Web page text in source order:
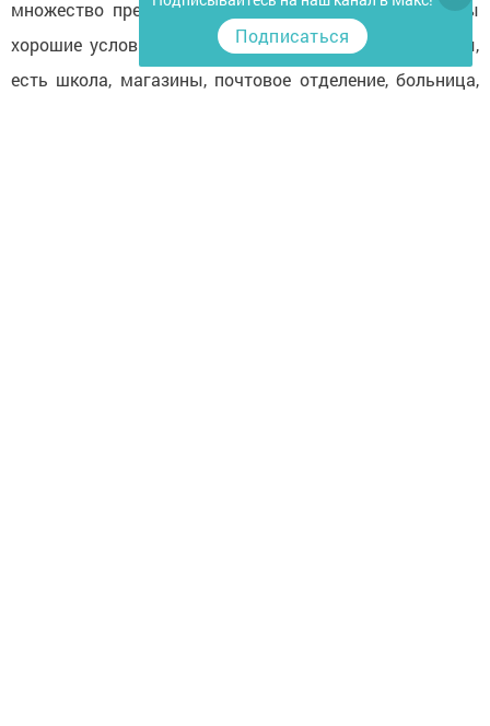
множество предприятий, организаций, здесь созданы
хорошие условия для жизни. Работают детские сады,
есть школа, магазины, почтовое отделение, больница,
Подписаться